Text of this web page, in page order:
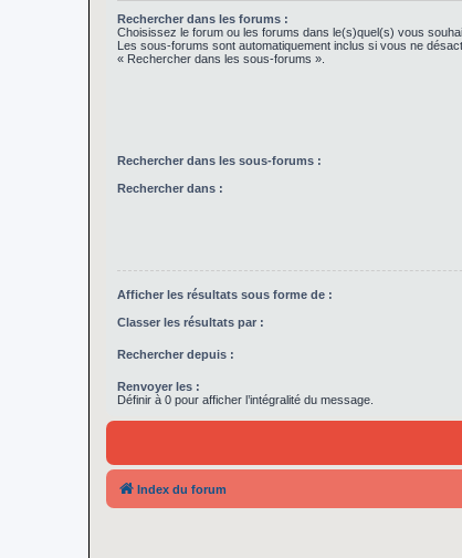
Rechercher dans les forums :
Choisissez le forum ou les forums dans le(s)quel(s) vous
Les sous-forums sont automatiquement inclus si vous ne
« Rechercher dans les sous-forums ».
Rechercher dans les sous-forums :
Rechercher dans :
Afficher les résultats sous forme de :
Classer les résultats par :
Rechercher depuis :
Renvoyer les :
Définir à 0 pour afficher l’intégralité du message.
Index du forum